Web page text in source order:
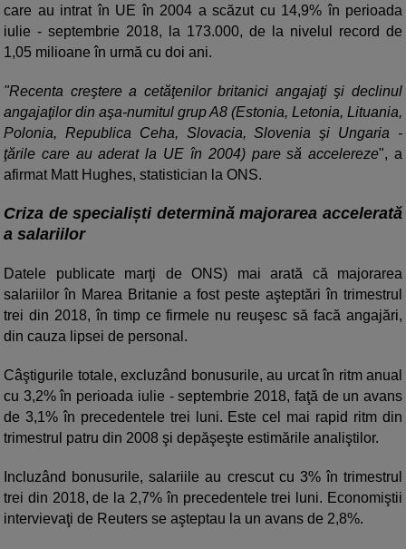
care au intrat în UE în 2004 a scăzut cu 14,9% în perioada
iulie - septembrie 2018, la 173.000, de la nivelul record de
1,05 milioane în urmă cu doi ani.
"Recenta creştere a cetăţenilor britanici angajaţi şi declinul
angajaţilor din aşa-numitul grup A8 (Estonia, Letonia, Lituania,
Polonia, Republica Ceha, Slovacia, Slovenia şi Ungaria -
ţările care au aderat la UE în 2004) pare să accelereze", a
afirmat Matt Hughes, statistician la ONS.
Criza de specialiști determină majorarea accelerată
a salariilor
Datele publicate marţi de ONS) mai arată că majorarea
salariilor în Marea Britanie a fost peste aşteptări în trimestrul
trei din 2018, în timp ce firmele nu reuşesc să facă angajări,
din cauza lipsei de personal.
Câştigurile totale, excluzând bonusurile, au urcat în ritm anual
cu 3,2% în perioada iulie - septembrie 2018, faţă de un avans
de 3,1% în precedentele trei luni. Este cel mai rapid ritm din
trimestrul patru din 2008 şi depăşeşte estimările analiştilor.
Incluzând bonusurile, salariile au crescut cu 3% în trimestrul
trei din 2018, de la 2,7% în precedentele trei luni. Economiştii
intervievaţi de Reuters se aşteptau la un avans de 2,8%.